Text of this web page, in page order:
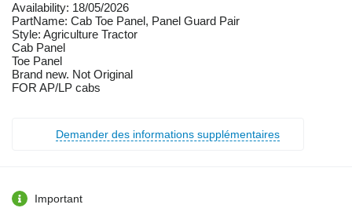
Availability: 18/05/2026
PartName: Cab Toe Panel, Panel Guard Pair
Style: Agriculture Tractor
Cab Panel
Toe Panel
Brand new. Not Original
FOR AP/LP cabs
Demander des informations supplémentaires
Important